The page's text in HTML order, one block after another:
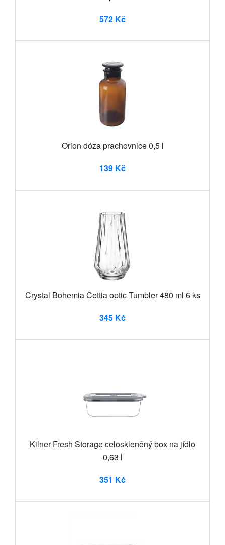
572 Kč
Orion dóza prachovnice 0,5 l
139 Kč
Crystal Bohemia Cettia optic Tumbler 480 ml 6 ks
345 Kč
Kilner Fresh Storage celoskleněný box na jídlo
0,63 l
351 Kč